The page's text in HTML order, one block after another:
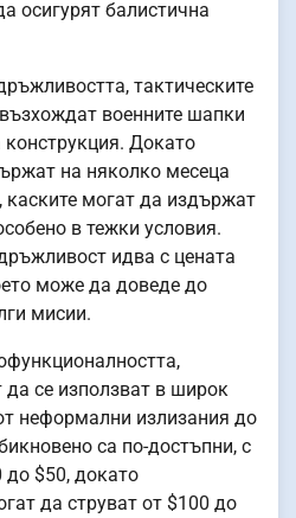
осигурят балистична
тактическите
военните шапки
Докато
на няколко месеца
каските могат да издържат
в тежки условия.
идва с цената
може да доведе до
мисии.
се използват в широк
неформални излизания до
са по-достъпни, с
до $50, докато
да струват от $100 до